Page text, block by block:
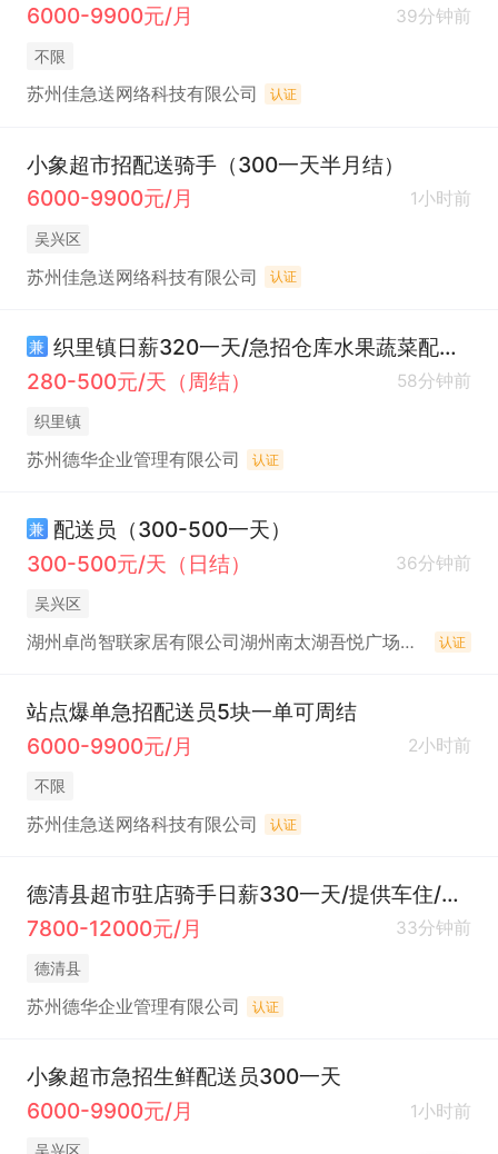
6000-9900元/月
39分钟前
不限
苏州佳急送网络科技有限公司 认证
小象超市招配送骑手（300一天半月结）
6000-9900元/月
1小时前
吴兴区
苏州佳急送网络科技有限公司 认证
兼
织里镇日薪320一天/急招仓库水果蔬菜配送员/周结/会骑车即可
280-500元/天（周结）
58分钟前
织里镇
苏州德华企业管理有限公司 认证
兼 配送员（300-500一天）
300-500元/天（日结）
36分钟前
吴兴区
湖州卓尚智联家居有限公司湖州南太湖吾悦广场分公司 认证
站点爆单急招配送员5块一单可周结
6000-9900元/月
2小时前
不限
苏州佳急送网络科技有限公司 认证
德清县超市驻店骑手日薪330一天/提供车住/会骑车即可
7800-12000元/月
33分钟前
德清县
苏州德华企业管理有限公司 认证
小象超市急招生鲜配送员300一天
6000-9900元/月
1小时前